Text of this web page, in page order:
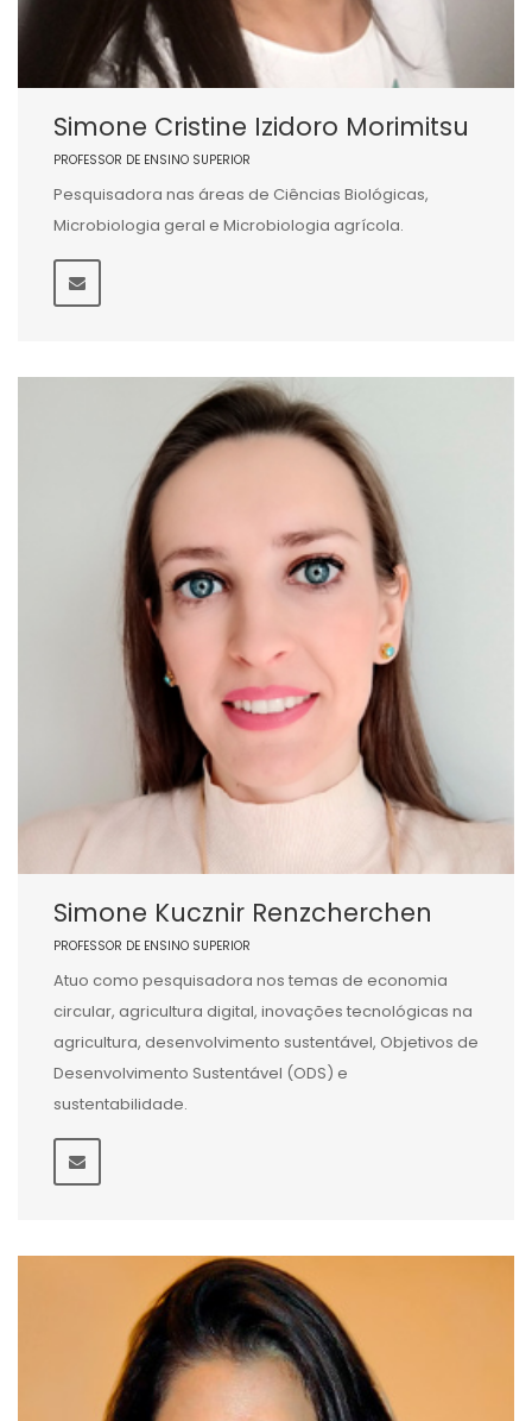
Simone Cristine Izidoro Morimitsu
PROFESSOR DE ENSINO SUPERIOR
Pesquisadora nas áreas de Ciências Biológicas,
Microbiologia geral e Microbiologia agrícola.
Simone Kucznir Renzcherchen
PROFESSOR DE ENSINO SUPERIOR
Atuo como pesquisadora nos temas de economia
circular, agricultura digital, inovações tecnológicas na
agricultura, desenvolvimento sustentável, Objetivos de
Desenvolvimento Sustentável (ODS) e
sustentabilidade.